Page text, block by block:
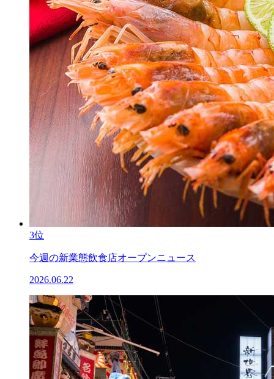
3位
今週の新業態飲食店オープンニュース
2026.06.22